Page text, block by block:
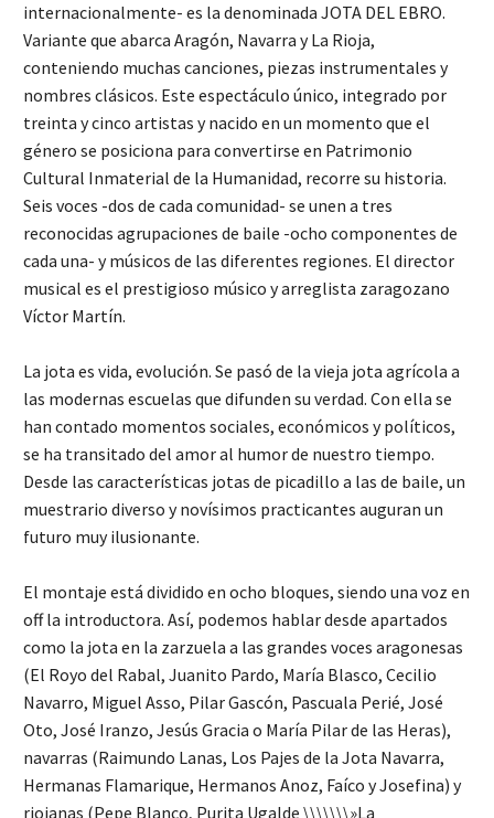
internacionalmente- es la denominada JOTA DEL EBRO.
Variante que abarca Aragón, Navarra y La Rioja,
conteniendo muchas canciones, piezas instrumentales y
nombres clásicos. Este espectáculo único, integrado por
treinta y cinco artistas y nacido en un momento que el
género se posiciona para convertirse en Patrimonio
Cultural Inmaterial de la Humanidad, recorre su historia.
Seis voces -dos de cada comunidad- se unen a tres
reconocidas agrupaciones de baile -ocho componentes de
cada una- y músicos de las diferentes regiones. El director
musical es el prestigioso músico y arreglista zaragozano
Víctor Martín.
La jota es vida, evolución. Se pasó de la vieja jota agrícola a
las modernas escuelas que difunden su verdad. Con ella se
han contado momentos sociales, económicos y políticos,
se ha transitado del amor al humor de nuestro tiempo.
Desde las características jotas de picadillo a las de baile, un
muestrario diverso y novísimos practicantes auguran un
futuro muy ilusionante.
El montaje está dividido en ocho bloques, siendo una voz en
off la introductora. Así, podemos hablar desde apartados
como la jota en la zarzuela a las grandes voces aragonesas
(El Royo del Rabal, Juanito Pardo, María Blasco, Cecilio
Navarro, Miguel Asso, Pilar Gascón, Pascuala Perié, José
Oto, José Iranzo, Jesús Gracia o María Pilar de las Heras),
navarras (Raimundo Lanas, Los Pajes de la Jota Navarra,
Hermanas Flamarique, Hermanos Anoz, Faíco y Josefina) y
riojanas (Pepe Blanco, Purita Ugalde \\\\\\\»La